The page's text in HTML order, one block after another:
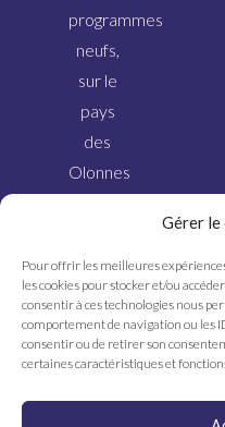
Gérer le
Pour offrir les meilleures
les cookies pour stocker et/ou
consentir à ces technologies nous
comportement de navigation ou les
consentir ou de retirer son
certaines caractéristiques et
programmes
neufs,
sur le
pays
des
Olonnes